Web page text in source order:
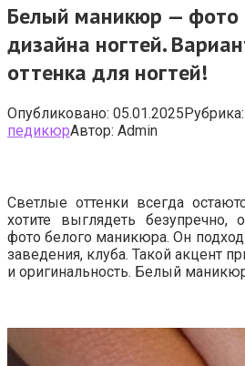
Белый маникюр — фото
дизайна ногтей.
оттенка для ногтей!
Опубликовано: 05.01.2025Рубрика:
педикюрАвтор: Admin
Светлые оттенки всегда
хотите выглядеть безупречно,
фото белого маникюра. Он
заведения, клуба. Такой акцент
и оригинальность. Белый